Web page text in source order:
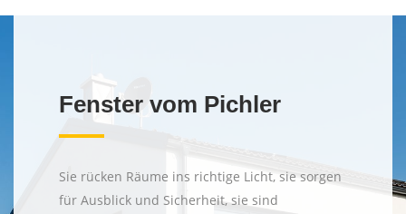
Fenster vom Pichler
Sie rücken Räume ins richtige Licht, sie sorgen
für Ausblick und Sicherheit, sie sind